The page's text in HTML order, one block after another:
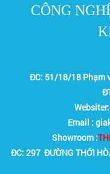
CÔNG
ĐC: 51/18/18 Phạm
Email :
Showroom :
ĐC: 297 ĐƯỜNG THỚI